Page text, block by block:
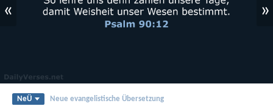
« »
NeÜ Neue evangelistische Übersetzung